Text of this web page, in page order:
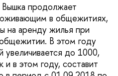
продолжает
в общежитиях,
на аренду жилья при
В этом году
увеличивается до 1000,
и в этом году, составит